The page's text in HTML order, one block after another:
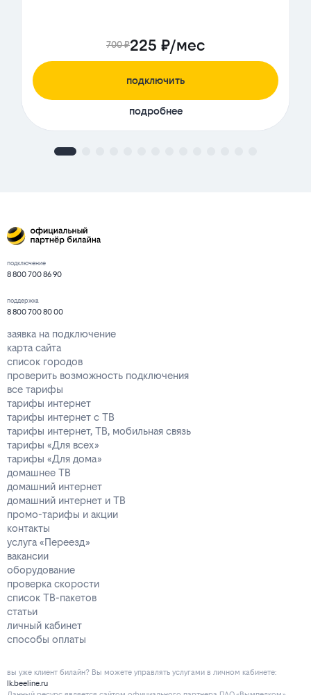
700 ₽225 ₽/мес
подключить
подробнее
подключение
8 800 700 86 90
поддержка
8 800 700 80 00
заявка на подключение
карта сайта
список городов
проверить возможность подключения
все тарифы
тарифы интернет
тарифы интернет с ТВ
тарифы интернет, ТВ, мобильная связь
тарифы «Для всех»
тарифы «Для дома»
домашнее ТВ
домашний интернет
домашний интернет и ТВ
промо-тарифы и акции
контакты
услуга «Переезд»
вакансии
оборудование
проверка скорости
список ТВ-пакетов
статьи
личный кабинет
способы оплаты
вы уже клиент билайн? Вы можете управлять услугами в личнoм кaбинeтe:
lk.beeline.ru